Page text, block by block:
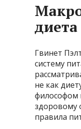
диета
Гвинет
систему
не как
философом
здоровому
правила